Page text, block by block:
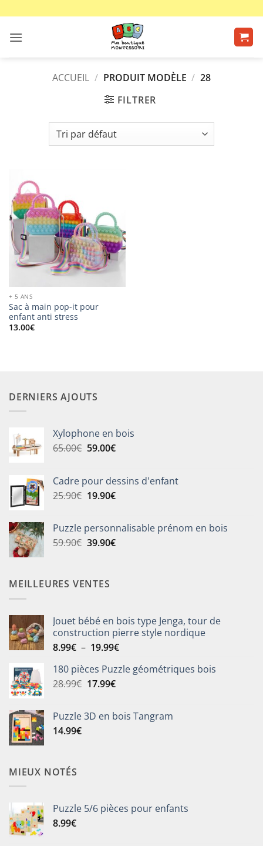
contenu
ACCUEIL / PRODUIT MODÈLE / 28
FILTRER
+ 5 ANS
Sac à main pop-it pour
enfant anti stress
13.00€
DERNIERS AJOUTS
Xylophone en bois
65.00€ Le
était :
65.00€.
59.00€Le
est :
59.00€.
Cadre pour dessins d'enfant
25.90€ Le
était :
25.90€.
19.90€Le
est :
19.90€.
Puzzle personnalisable prénom en bois
59.90€ Le
était :
59.90€.
39.90€Le
MEILLEURES VENTES
Jouet bébé en bois type Jenga, tour de
construction pierre style nordique
8.99€ – 19.99€Plage
prix :
180 pièces Puzzle géométriques bois
28.99€ Le
était :
17.99€Le
est :
Puzzle 3D en bois Tangram
14.99€
MIEUX NOTÉS
Puzzle 5/6 pièces pour enfants
8.99€